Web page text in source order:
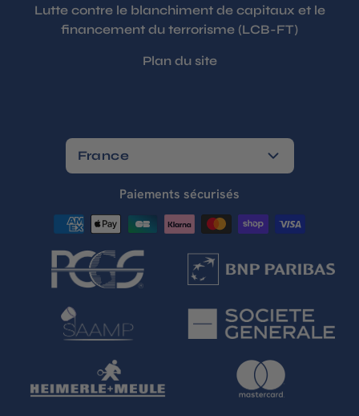
Lutte contre le blanchiment de capitaux et le
financement du terrorisme (LCB-FT)
Plan du site
France
Paiements sécurisés